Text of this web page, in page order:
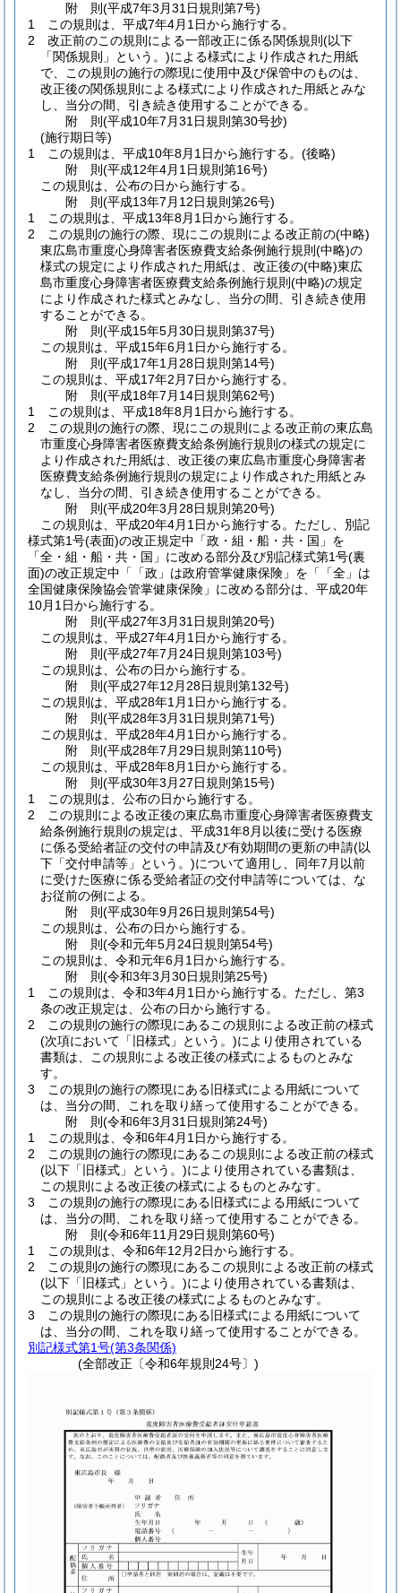
附 則(平成7年3月31日規則第7号)
1
この規則は、平成7年4月1日から施行する。
2
改正前のこの規則による一部改正に係る関係規則 (以下
「関係規則」という。)による様式により作成された用紙
で、この規則の施行の際現に使用中及び保管中のものは、
改正後の関係規則による様式により作成された用紙とみな
し、当分の間、引き続き使用することができる。
附 則(平成10年7月31日規則第30号抄)
(施行期日等)
1
この規則は、平成10年8月1日から施行する。 (後略)
附 則(平成12年4月1日規則第16号)
この規則は、公布の日から施行する。
附 則(平成13年7月12日規則第26号)
1
この規則は、平成13年8月1日から施行する。
2
この規則の施行の際、現にこの規則による改正前の(中略)
東広島市重度心身障害者医療費支給条例施行規則 (中略)の
様式の規定により作成された用紙は、改正後の(中略)東広
島市重度心身障害者医療費支給条例施行規則 (中略)の規定
により作成された様式とみなし、当分の間、引き続き使用
することができる。
附 則(平成15年5月30日規則第37号)
この規則は、平成15年6月1日から施行する。
附 則(平成17年1月28日規則第14号)
この規則は、平成17年2月7日から施行する。
附 則(平成18年7月14日規則第62号)
1
この規則は、平成18年8月1日から施行する。
2
この規則の施行の際、現にこの規則による改正前の東広島
市重度心身障害者医療費支給条例施行規則の様式の規定に
より作成された用紙は、改正後の東広島市重度心身障害者
医療費支給条例施行規則の規定により作成された用紙とみ
なし、当分の間、引き続き使用することができる。
附 則(平成20年3月28日規則第20号)
この規則は、平成20年4月1日から施行する。 ただし、別記
様式第1号(表面)の改正規定中「政・組・船・共・国」を
「全・組・船・共・国」に改める部分及び別記様式第1号(裏
面)の改正規定中「「政」は政府管掌健康保険」を「「全」は
全国健康保険協会管掌健康保険」に改める部分は、平成20年
10月1日から施行する。
附 則(平成27年3月31日規則第20号)
この規則は、平成27年4月1日から施行する。
附 則(平成27年7月24日規則第103号)
この規則は、公布の日から施行する。
附 則(平成27年12月28日規則第132号)
この規則は、平成28年1月1日から施行する。
附 則(平成28年3月31日規則第71号)
この規則は、平成28年4月1日から施行する。
附 則(平成28年7月29日規則第110号)
この規則は、平成28年8月1日から施行する。
附 則(平成30年3月27日規則第15号)
1
この規則は、公布の日から施行する。
2
この規則による改正後の東広島市重度心身障害者医療費支
給条例施行規則の規定は、平成31年8月以後に受ける医療
に係る受給者証の交付の申請及び有効期間の更新の申請(以
下「交付申請等」という。)について適用し、同年7月以前
に受けた医療に係る受給者証の交付申請等については、な
お従前の例による。
附 則(平成30年9月26日規則第54号)
この規則は、公布の日から施行する。
附 則(令和元年5月24日規則第54号)
この規則は、令和元年6月1日から施行する。
附 則(令和3年3月30日規則第25号)
1
この規則は、令和3年4月1日から施行する。 ただし、第3
条の改正規定は、公布の日から施行する。
2
この規則の施行の際現にあるこの規則による改正前の様式
(次項において「旧様式」という。)により使用されている
書類は、この規則による改正後の様式によるものとみな
す。
3
この規則の施行の際現にある旧様式による用紙について
は、当分の間、これを取り繕って使用することができる。
附 則(令和6年3月31日規則第24号)
1
この規則は、令和6年4月1日から施行する。
2
この規則の施行の際現にあるこの規則による改正前の様式
(以下「旧様式」という。)により使用されている書類は、
この規則による改正後の様式によるものとみなす。
3
この規則の施行の際現にある旧様式による用紙について
は、当分の間、これを取り繕って使用することができる。
附 則(令和6年11月29日規則第60号)
1
この規則は、令和6年12月2日から施行する。
2
この規則の施行の際現にあるこの規則による改正前の様式
(以下「旧様式」という。)により使用されている書類は、
この規則による改正後の様式によるものとみなす。
3
この規則の施行の際現にある旧様式による用紙について
は、当分の間、これを取り繕って使用することができる。
別記様式第1号(第3条関係)
(全部改正〔令和6年規則24号〕)